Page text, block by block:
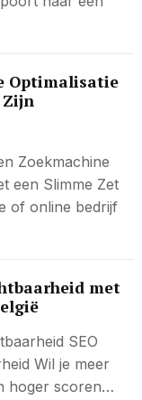
Optimalisatie
Zijn
Zoekmachine
een Slimme Zet
of online bedrijf
met
SEO
Wil je meer
hoger scoren…